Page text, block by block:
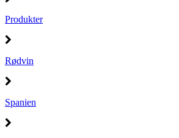
Produkter
Rødvin
Spanien